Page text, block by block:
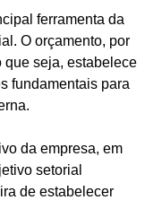
ferramenta da
O orçamento, por
que seja, estabelece
fundamentais para
da empresa, em
setorial
de estabelecer